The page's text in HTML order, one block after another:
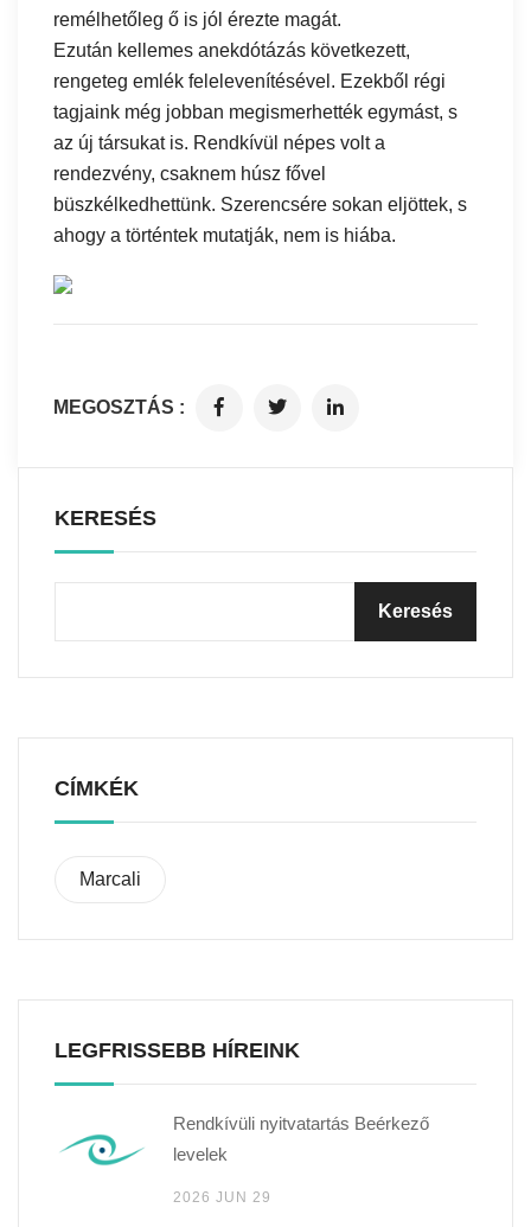
remélhetőleg ő is jól érezte magát.
Ezután kellemes anekdótázás következett,
rengeteg emlék felelevenítésével. Ezekből régi
tagjaink még jobban megismerhették egymást, s
az új társukat is. Rendkívül népes volt a
rendezvény, csaknem húsz fővel
büszkélkedhettünk. Szerencsére sokan eljöttek, s
ahogy a történtek mutatják, nem is hiába.
MEGOSZTÁS :
KERESÉS
CÍMKÉK
Marcali
LEGFRISSEBB HÍREINK
Rendkívüli nyitvatartás Beérkező
levelek
2026 JUN 29